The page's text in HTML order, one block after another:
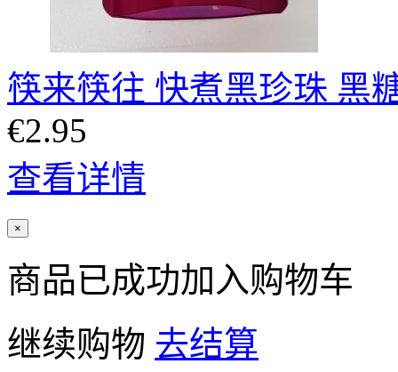
筷来筷往 快煮黑珍珠 黑
€2.95
查看详情
×
商品已成功加入购物车
继续购物 去结算